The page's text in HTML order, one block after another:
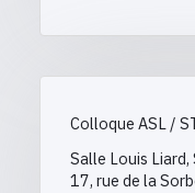
Colloque ASL /
Salle Louis
17, rue de la